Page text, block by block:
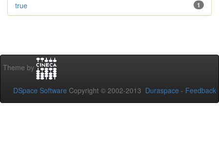
1
true
Theme by
DSpace Software Copyright © 2002-2013 Duraspace - Feedback